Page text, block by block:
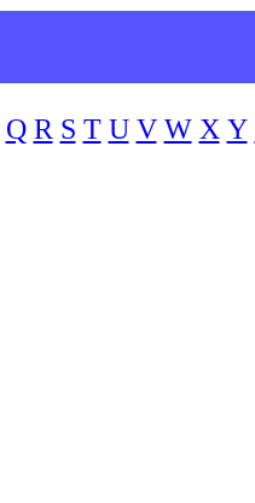
Q R S T U V W X Y